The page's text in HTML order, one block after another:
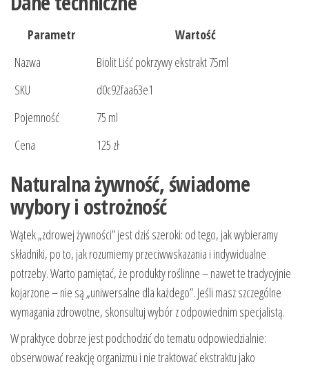
Parametr
Wartość
Nazwa
Biolit Liść pokrzywy ekstrakt 75ml
SKU
d0c92faa63e1
Pojemność
75 ml
Cena
125 zł
Naturalna żywność, świadome
wybory i ostrożność
Wątek „zdrowej żywności” jest dziś szeroki: od tego, jak wybieramy
składniki, po to, jak rozumiemy przeciwwskazania i indywidualne
potrzeby. Warto pamiętać, że produkty roślinne – nawet te tradycyjnie
kojarzone – nie są „uniwersalne dla każdego”. Jeśli masz szczególne
wymagania zdrowotne, skonsultuj wybór z odpowiednim specjalistą.
W praktyce dobrze jest podchodzić do tematu odpowiedzialnie:
obserwować reakcję organizmu i nie traktować ekstraktu jako